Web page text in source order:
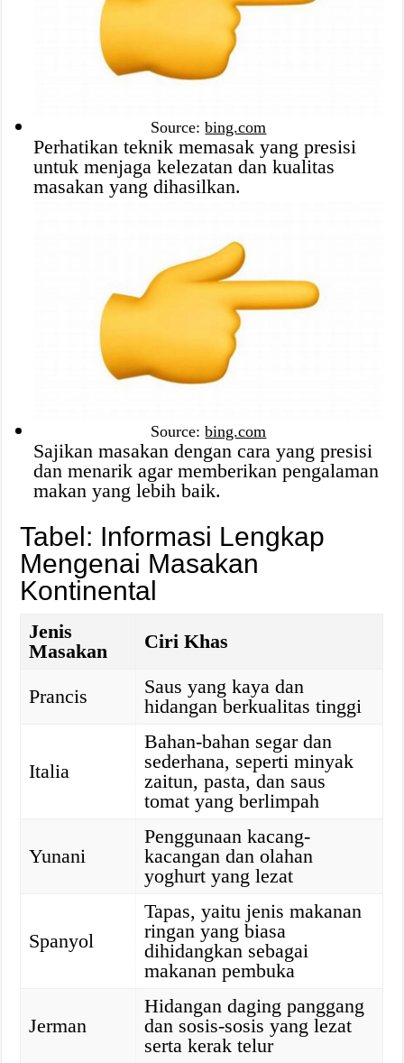
Source:bing.com
Perhatikan teknik memasak yang presisi
untuk menjaga kelezatan dan kualitas
masakan yang dihasilkan.
Source:bing.com
Sajikan masakan dengan cara yang presisi
dan menarik agar memberikan pengalaman
makan yang lebih baik.
Tabel: Informasi Lengkap
Mengenai Masakan
Kontinental
Jenis
Masakan
Ciri Khas
Prancis
Saus yang kaya dan
hidangan berkualitas tinggi
Italia
Bahan-bahan segar dan
sederhana, seperti minyak
zaitun, pasta, dan saus
tomat yang berlimpah
Yunani
Penggunaan kacang-
kacangan dan olahan
yoghurt yang lezat
Spanyol
Tapas, yaitu jenis makanan
ringan yang biasa
dihidangkan sebagai
makanan pembuka
Jerman
Hidangan daging panggang
dan sosis-sosis yang lezat
serta kerak telur